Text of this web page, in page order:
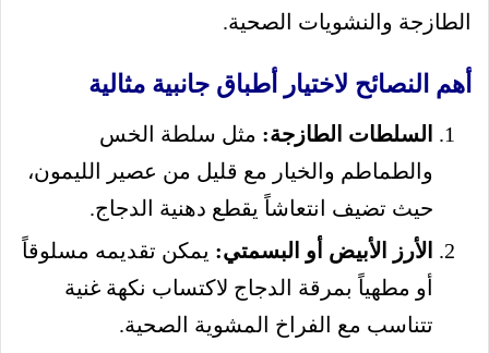
الطازجة والنشويات الصحية.
أهم النصائح لاختيار أطباق جانبية مثالية
السلطات الطازجة: مثل سلطة الخس
والطماطم والخيار مع قليل من عصير الليمون،
حيث تضيف انتعاشاً يقطع دهنية الدجاج.
الأرز الأبيض أو البسمتي: يمكن تقديمه مسلوقاً
أو مطهياً بمرقة الدجاج لاكتساب نكهة غنية
تتناسب مع الفراخ المشوية الصحية.